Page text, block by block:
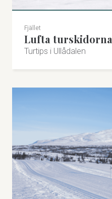
Fjället
Lufta turskidorna
Turtips i Ullådalen